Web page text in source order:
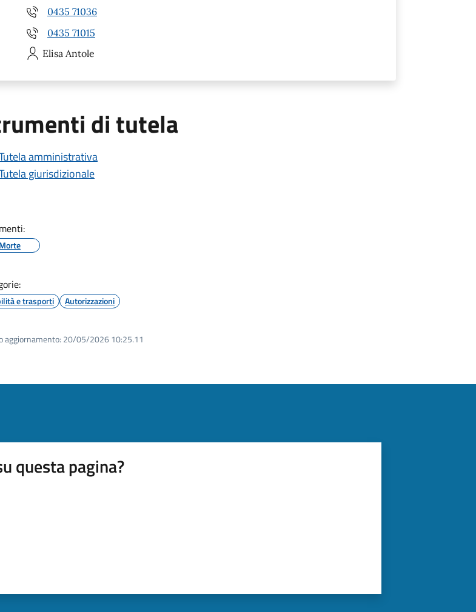
0435 71036
0435 71015
Elisa Antole
di tutela
amministrativa
giurisdizionale
Morte
e trasporti Autorizzazioni
aggiornamento: 20/05/2026 10:25.11
questa pagina?